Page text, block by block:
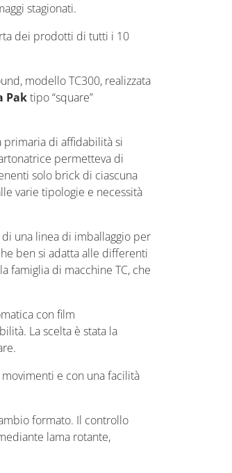
stagionati.
dei prodotti di tutti i 10
modello TC300, realizzata
Paktipo “square”
primaria di affidabilità si
permetteva di
solo brick di ciascuna
varie tipologie e necessità
una linea di imballaggio per
ben si adatta alle differenti
famiglia di macchine TC, che
con film
La scelta è stata la
e con una facilità
formato. Il controllo
lama rotante,